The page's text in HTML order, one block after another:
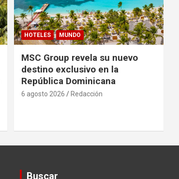
HOTELES MUNDO
MSC Group revela su nuevo
destino exclusivo en la
República Dominicana
6 agosto 2026 Redacción
Buscar